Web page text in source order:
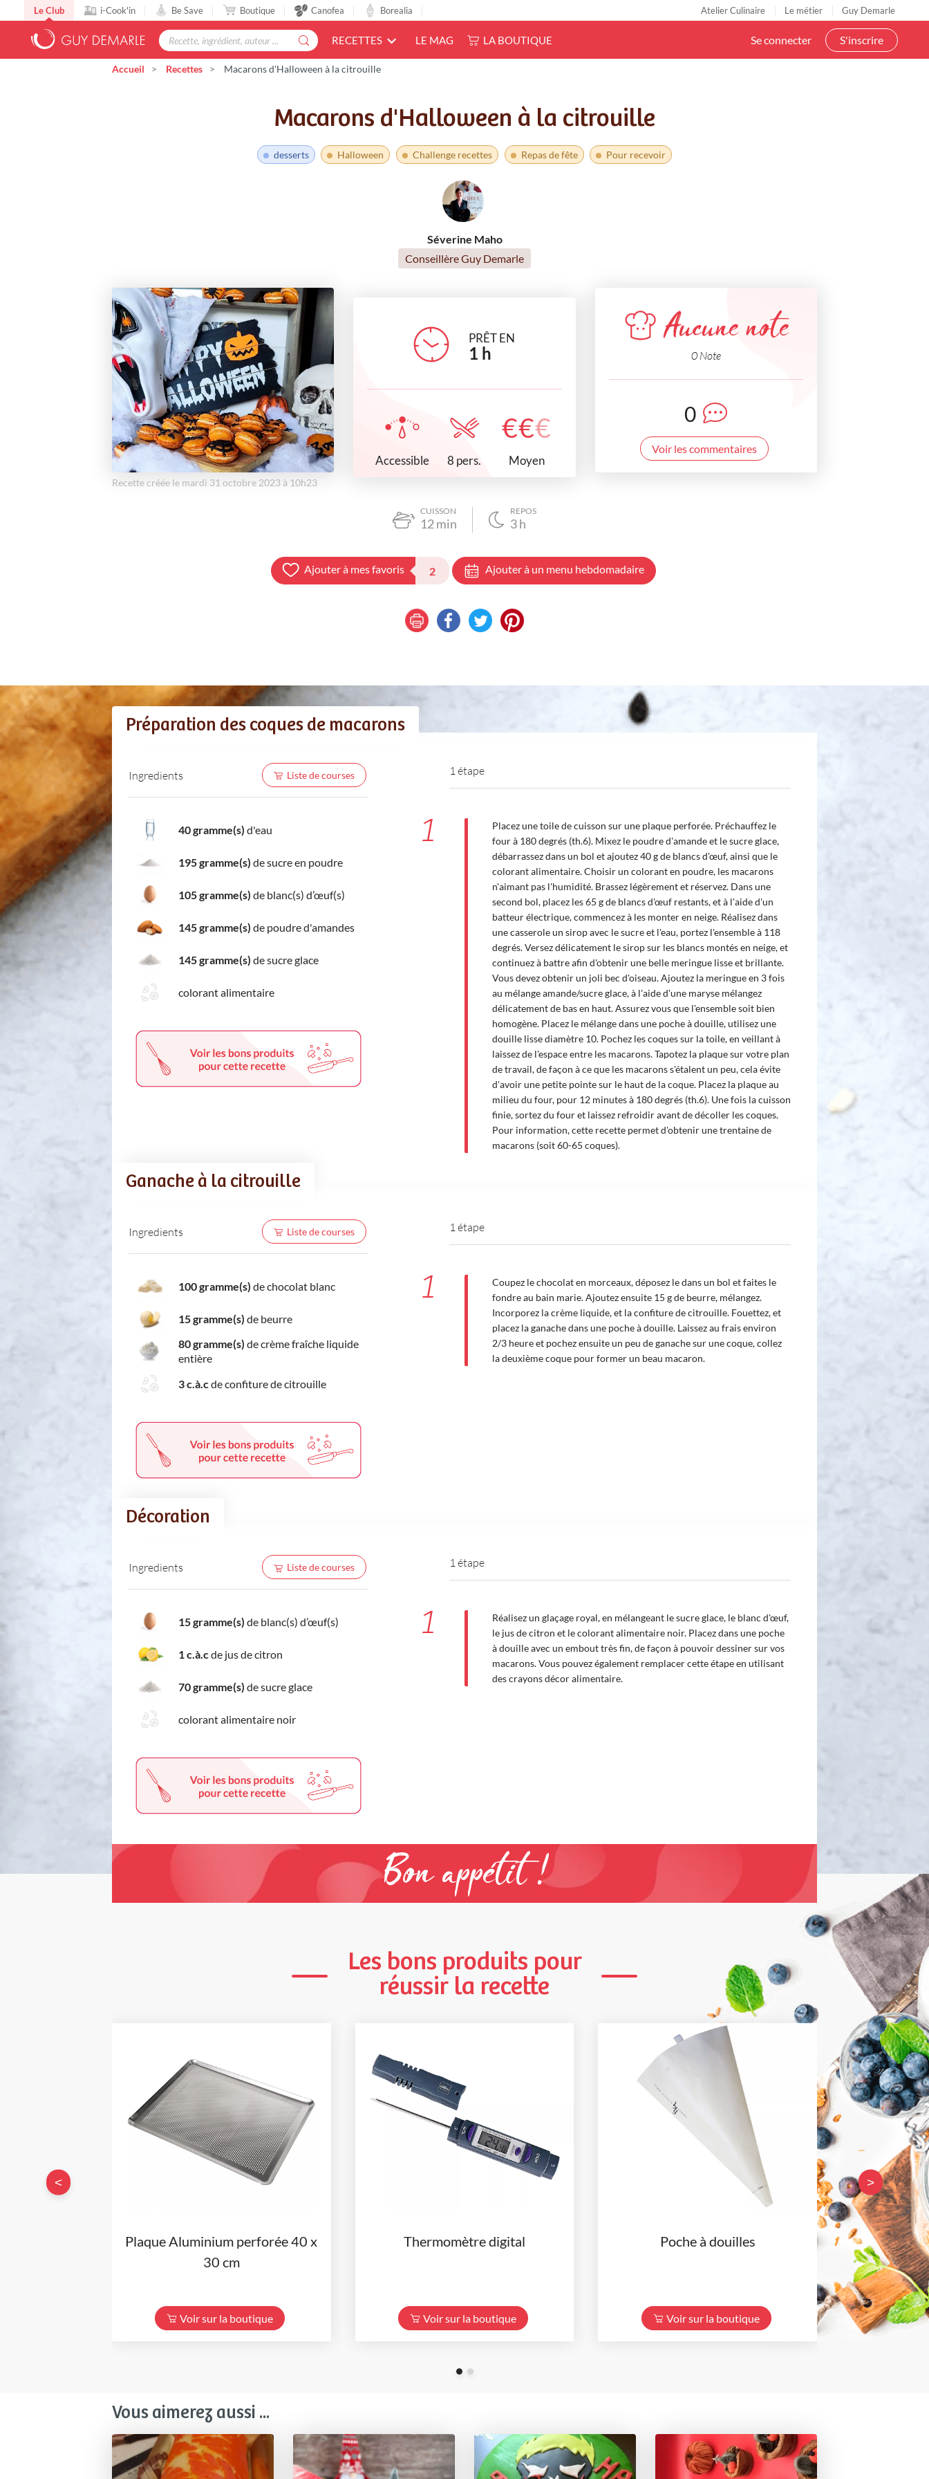
Le Club i-Cook'in Be Save Boutique Canofea Borealia Atelier Culinaire Le métier Guy Demarle
RECETTES LE MAG LA BOUTIQUE Se connecter S'inscrire
Accueil Recettes Macarons d'Halloween à la citrouille
Macarons d'Halloween à la citrouille
desserts Halloween Challenge recettes Repas de fête Pour recevoir
Séverine Maho
Conseillère Guy Demarle
Recette créée le mardi 31 octobre 2023 à 10h23
PRÊT EN
1 h
Accessible 8 pers.
€€€
Moyen
Aucune note
0 Note
0
Voir les commentaires
CUISSON
12min
REPOS
3h
Ajouter à mes favoris 2 Ajouter à un menu hebdomadaire
Préparation des coques de macarons
Ingredients Liste de courses
40 gramme(s) d'eau
195 gramme(s) de sucre en poudre
105 gramme(s) de blanc(s) d’œuf(s)
145 gramme(s) de poudre d'amandes
145 gramme(s) de sucre glace
colorant alimentaire
1 étape
1
Placez une toile de cuisson sur une plaque perforée. Préchauffez le
four à 180 degrés (th.6). Mixez le poudre d'amande et le sucre glace,
débarrassez dans un bol et ajoutez 40 g de blancs d'œuf, ainsi que le
colorant alimentaire. Choisir un colorant en poudre, les macarons
n'aimant pas l'humidité. Brassez légèrement et réservez. Dans une
second bol, placez les 65 g de blancs d'œuf restants, et à l'aide d'un
batteur électrique, commencez à les monter en neige. Réalisez dans
une casserole un sirop avec le sucre et l'eau, portez l'ensemble à 118
degrés. Versez délicatement le sirop sur les blancs montés en neige, et
continuez à battre afin d'obtenir une belle meringue lisse et brillante.
Vous devez obtenir un joli bec d'oiseau. Ajoutez la meringue en 3 fois
au mélange amande/sucre glace, à l'aide d'une maryse mélangez
délicatement de bas en haut. Assurez vous que l'ensemble soit bien
homogène. Placez le mélange dans une poche à douille, utilisez une
douille lisse diamètre 10. Pochez les coques sur la toile, en veillant à
laissez de l'espace entre les macarons. Tapotez la plaque sur votre plan
de travail, de façon à ce que les macarons s'étalent un peu, cela évite
d'avoir une petite pointe sur le haut de la coque. Placez la plaque au
milieu du four, pour 12 minutes à 180 degrés (th.6). Une fois la cuisson
finie, sortez du four et laissez refroidir avant de décoller les coques.
Pour information, cette recette permet d'obtenir une trentaine de
macarons (soit 60-65 coques).
Ganache à la citrouille
Ingredients Liste de courses
100 gramme(s) de chocolat blanc
15 gramme(s) de beurre
80 gramme(s) de crème fraîche liquide
entière
3 c.à.c de confiture de citrouille
1 étape
1
Coupez le chocolat en morceaux, déposez le dans un bol et faites le
fondre au bain marie. Ajoutez ensuite 15 g de beurre, mélangez.
Incorporez la crème liquide, et la confiture de citrouille. Fouettez, et
placez la ganache dans une poche à douille. Laissez au frais environ
2/3 heure et pochez ensuite un peu de ganache sur une coque, collez
la deuxième coque pour former un beau macaron.
Décoration
Ingredients Liste de courses
15 gramme(s) de blanc(s) d’œuf(s)
1 c.à.c de jus de citron
70 gramme(s) de sucre glace
colorant alimentaire noir
1 étape
1
Réalisez un glaçage royal, en mélangeant le sucre glace, le blanc d'œuf,
le jus de citron et le colorant alimentaire noir. Placez dans une poche
à douille avec un embout très fin, de façon à pouvoir dessiner sur vos
macarons. Vous pouvez également remplacer cette étape en utilisant
des crayons décor alimentaire.
Bon appétit !
Les bons produits pour
réussir la recette
Plaque Aluminium perforée 40 x
30 cm
Voir sur la boutique
Thermomètre digital
Voir sur la boutique
Poche à douilles
Voir sur la boutique
Support
< >
Vous aimerez aussi ...